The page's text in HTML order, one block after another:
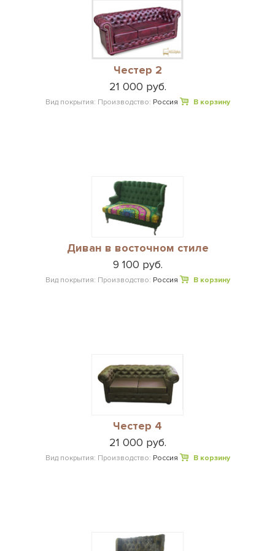
Честер 2
21 000 руб.
Вид покрытия: Производство: Россия В корзину
Диван в восточном стиле
9 100 руб.
Вид покрытия: Производство: Россия В корзину
Честер 4
21 000 руб.
Вид покрытия: Производство: Россия В корзину